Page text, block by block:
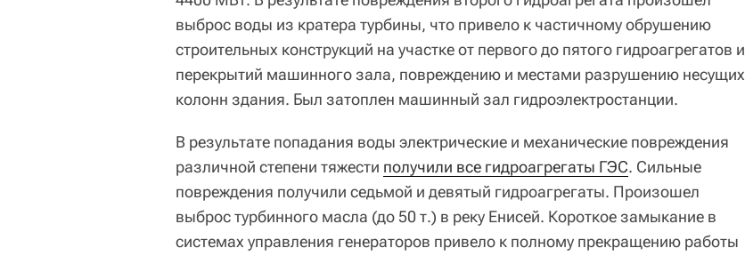
выброс воды из кратера турбины, что привело к частичному обрушению
строительных конструкций на участке от первого до пятого гидроагрегатов и
перекрытий машинного зала, повреждению и местами разрушению несущих
колонн здания. Был затоплен машинный зал гидроэлектростанции.
В результате попадания воды электрические и механические повреждения
различной степени тяжести получили все гидроагрегаты ГЭС. Сильные
повреждения получили седьмой и девятый гидроагрегаты. Произошел
выброс турбинного масла (до 50 т.) в реку Енисей. Короткое замыкание в
системах управления генераторов привело к полному прекращению работы